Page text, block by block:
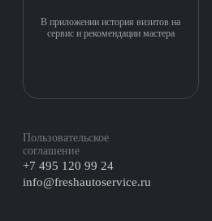
Пользовательское
соглашение
+7 495 120 99 24
info@freshautoservice.ru
В приложении история визитов на
сервис и рекомендации мастера